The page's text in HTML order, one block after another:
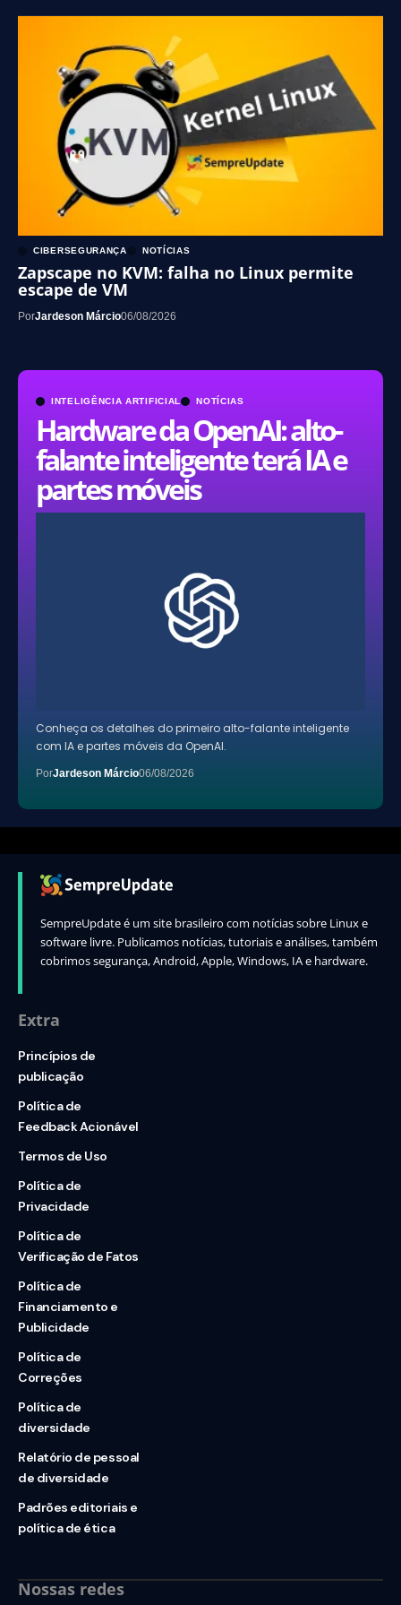
INTELIGÊNCIA ARTIFICIAL NOTÍCIAS
Hardware da OpenAI: alto-
falante inteligente terá IA e
partes móveis
Conheça os detalhes do primeiro alto-falante inteligente
com IA e partes móveis da OpenAI.
PorJardeson Márcio06/08/2026
CIBERSEGURANÇA NOTÍCIAS
Zapscape no KVM: falha no Linux permite
escape de VM
PorJardeson Márcio06/08/2026
SempreUpdate é um site brasileiro com notícias sobre Linux e
software livre. Publicamos notícias, tutoriais e análises, também
cobrimos segurança, Android, Apple, Windows, IA e hardware.
Extra
Princípios de
publicação
Política de
Feedback Acionável
Termos de Uso
Política de
Privacidade
Política de
Verificação de Fatos
Política de
Financiamento e
Publicidade
Política de
Correções
Política de
diversidade
Relatório de pessoal
de diversidade
Padrões editoriais e
política de ética
Nossas redes